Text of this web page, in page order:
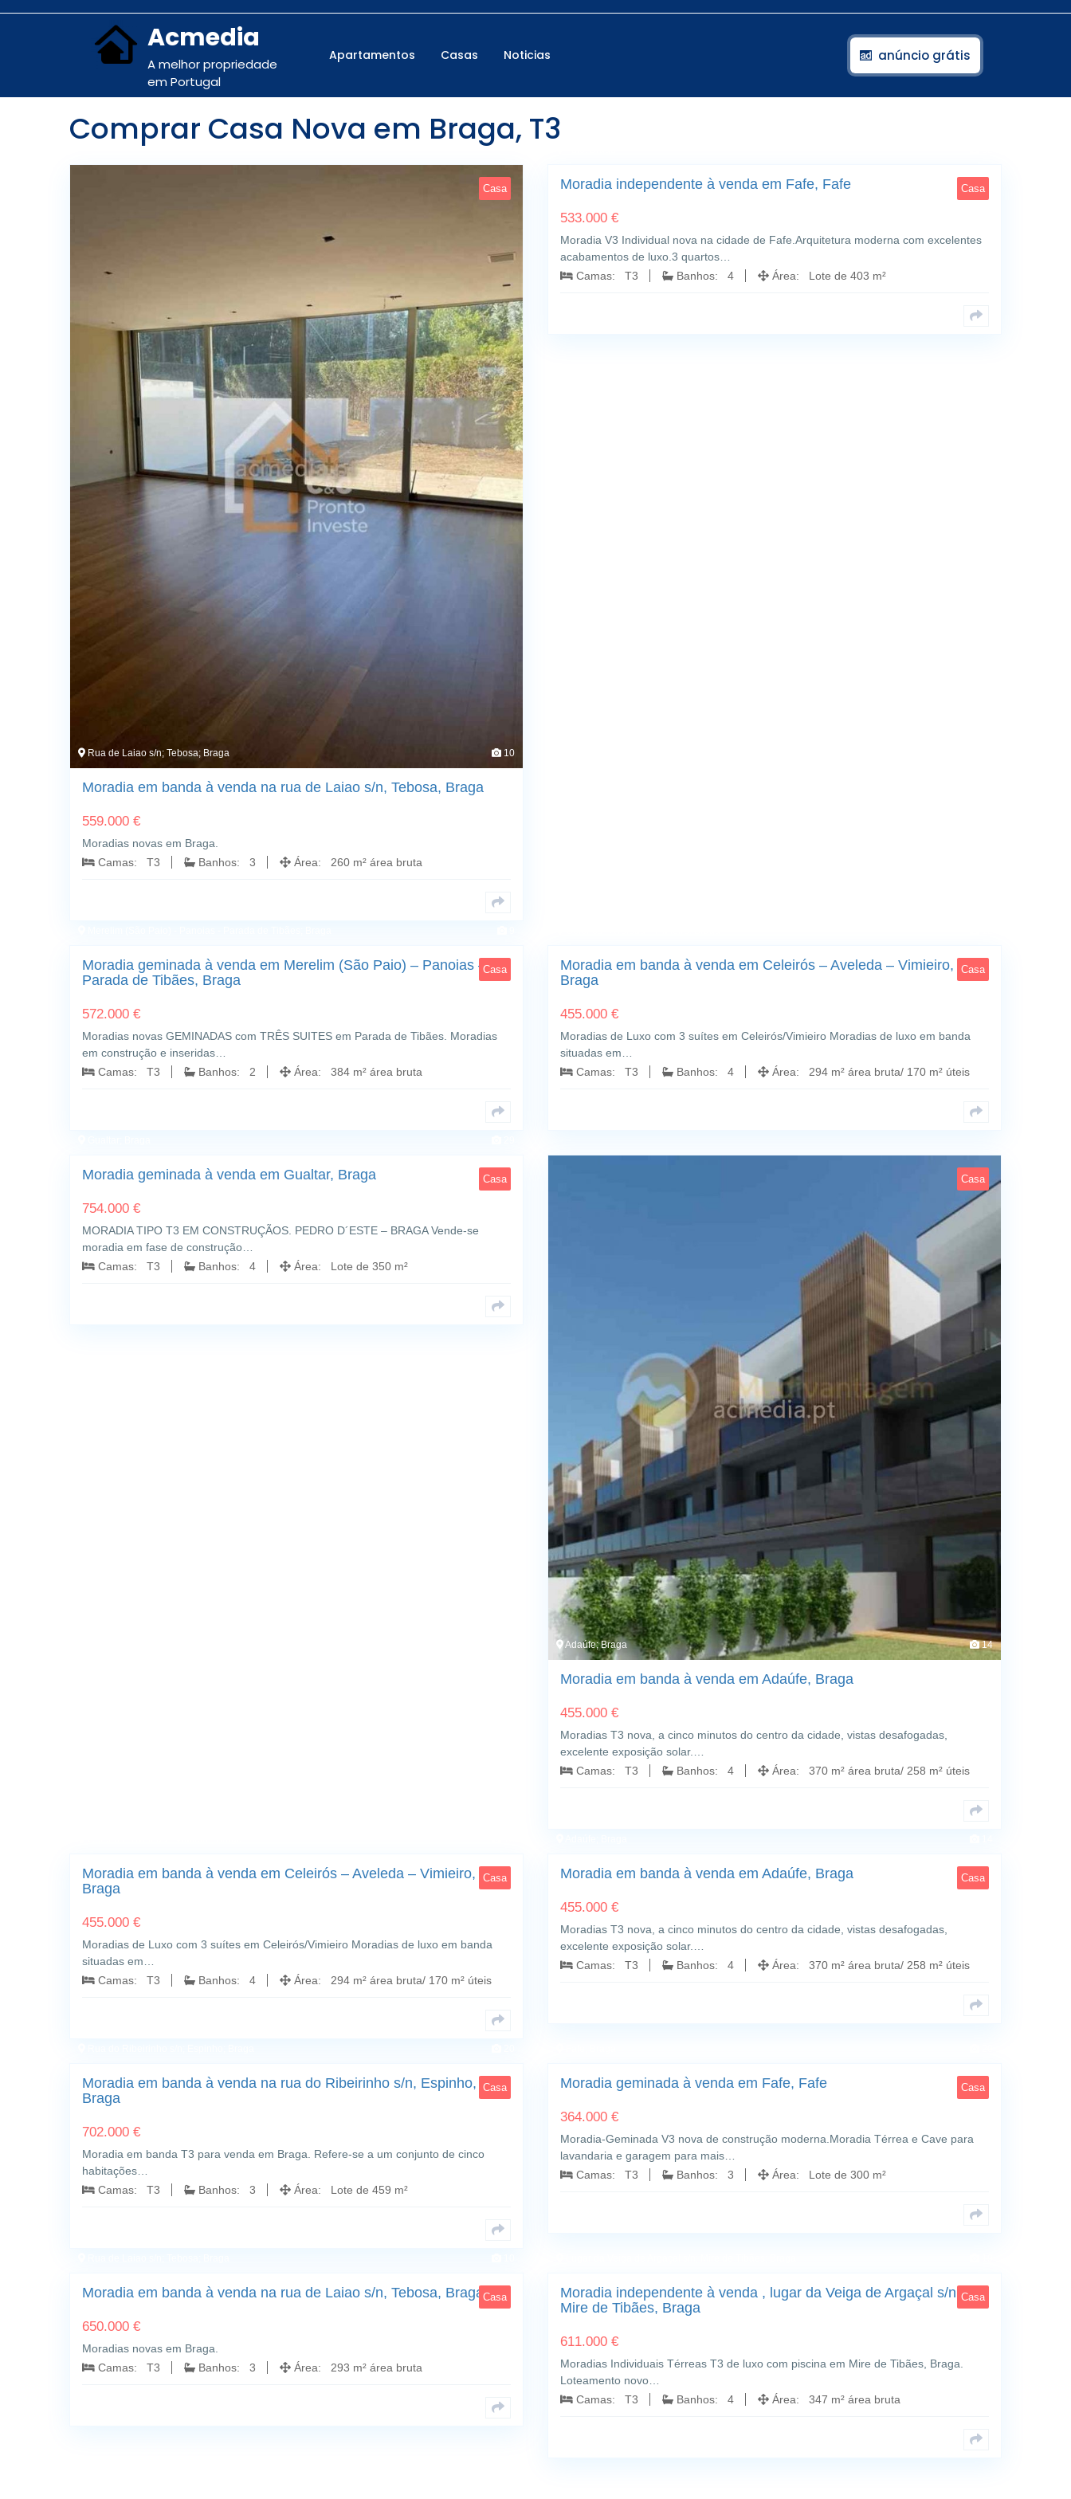
Acmedia
A melhor propriedade
em Portugal
Apartamentos Casas Noticias anúncio grátis
Comprar Casa Nova em Braga, T3
Casa
Rua de Laiao s/n; Tebosa; Braga 10
Moradia em banda à venda na rua de Laiao s/n, Tebosa, Braga
559.000 €
Moradias novas em Braga.
Camas: T3
Banhos: 3 Área: 260 m² área bruta
Casa
Moradia independente à venda em Fafe, Fafe
533.000 €
Moradia V3 Individual nova na cidade de Fafe.Arquitetura moderna com excelentes
acabamentos de luxo.3 quartos…
Camas: T3
Banhos: 4 Área: Lote de 403 m²
Casa
Moradia geminada à venda em Merelim (São Paio) – Panoias –
Parada de Tibães, Braga
572.000 €
Moradias novas GEMINADAS com TRÊS SUITES em Parada de Tibães. Moradias
em construção e inseridas…
Camas: T3
Banhos: 2 Área: 384 m² área bruta
Casa
Moradia em banda à venda em Celeirós – Aveleda – Vimieiro,
Braga
455.000 €
Moradias de Luxo com 3 suítes em Celeirós/Vimieiro Moradias de luxo em banda
situadas em…
Camas: T3
Banhos: 4 Área: 294 m² área bruta/ 170 m² úteis
Casa
Moradia geminada à venda em Gualtar, Braga
754.000 €
MORADIA TIPO T3 EM CONSTRUÇÃOS. PEDRO D´ESTE – BRAGA Vende-se
moradia em fase de construção…
Camas: T3
Banhos: 4 Área: Lote de 350 m²
Casa
Adaúfe; Braga 14
Moradia em banda à venda em Adaúfe, Braga
455.000 €
Moradias T3 nova, a cinco minutos do centro da cidade, vistas desafogadas,
excelente exposição solar.…
Camas: T3
Banhos: 4 Área: 370 m² área bruta/ 258 m² úteis
Casa
Moradia em banda à venda em Celeirós – Aveleda – Vimieiro,
Braga
455.000 €
Moradias de Luxo com 3 suítes em Celeirós/Vimieiro Moradias de luxo em banda
situadas em…
Camas: T3
Banhos: 4 Área: 294 m² área bruta/ 170 m² úteis
Casa
Moradia em banda à venda em Adaúfe, Braga
455.000 €
Moradias T3 nova, a cinco minutos do centro da cidade, vistas desafogadas,
excelente exposição solar.…
Camas: T3
Banhos: 4 Área: 370 m² área bruta/ 258 m² úteis
Casa
Moradia em banda à venda na rua do Ribeirinho s/n, Espinho,
Braga
702.000 €
Moradia em banda T3 para venda em Braga. Refere-se a um conjunto de cinco
habitações…
Camas: T3
Banhos: 3 Área: Lote de 459 m²
Casa
Moradia geminada à venda em Fafe, Fafe
364.000 €
Moradia-Geminada V3 nova de construção moderna.Moradia Térrea e Cave para
lavandaria e garagem para mais…
Camas: T3
Banhos: 3 Área: Lote de 300 m²
Casa
Moradia em banda à venda na rua de Laiao s/n, Tebosa, Braga
650.000 €
Moradias novas em Braga.
Camas: T3
Banhos: 3 Área: 293 m² área bruta
Casa
Moradia independente à venda , lugar da Veiga de Argaçal s/n,
Mire de Tibães, Braga
611.000 €
Moradias Individuais Térreas T3 de luxo com piscina em Mire de Tibães, Braga.
Loteamento novo…
Camas: T3
Banhos: 4 Área: 347 m² área bruta